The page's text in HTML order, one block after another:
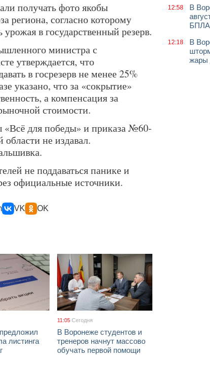
получать фото якобы
региона, согласно которому
урожая в государственный резерв.
министра с
утверждается, что
в госрезерв не менее 25%
указано, что за «сокрытие»
а компенсация за
стоимости.
для победы» и приказа №60-
не издавал.
не поддаваться панике и
официальные источники.
VK OK
листинга
11:05 Сегодня
В Воронеже студентов и
тренеров начнут массово
обучать первой помощи
12:58
В
БПЛА
12:18
В
жары